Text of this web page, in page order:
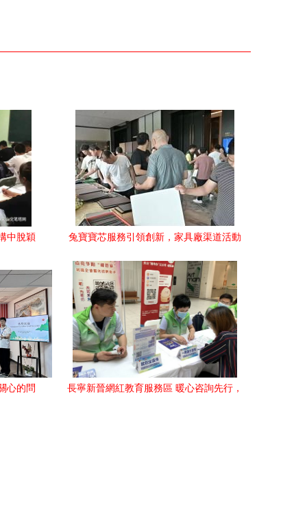
中脫穎
兔寶寶芯服務引領創新，家具廠渠道活動
心的問
長寧新晉網紅教育服務區 暖心咨詢先行，